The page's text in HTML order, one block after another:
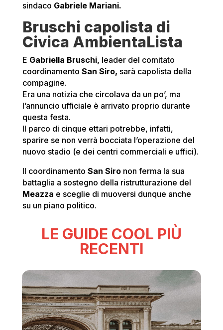
sindaco Gabriele Mariani.
Bruschi capolista di
Civica AmbientaLista
E Gabriella Bruschi, leader del comitato
coordinamento San Siro, sarà capolista della
compagine.
Era una notizia che circolava da un po’, ma
l’annuncio ufficiale è arrivato proprio durante
questa festa.
Il parco di cinque ettari potrebbe, infatti,
sparire se non verrà bocciata l’operazione del
nuovo stadio (e dei centri commerciali e uffici).
Il coordinamento San Sironon ferma la sua
battaglia a sostegno della ristrutturazione del
Meazza e sceglie di muoversi dunque anche
su un piano politico.
LE GUIDE COOL PIÙ
RECENTI